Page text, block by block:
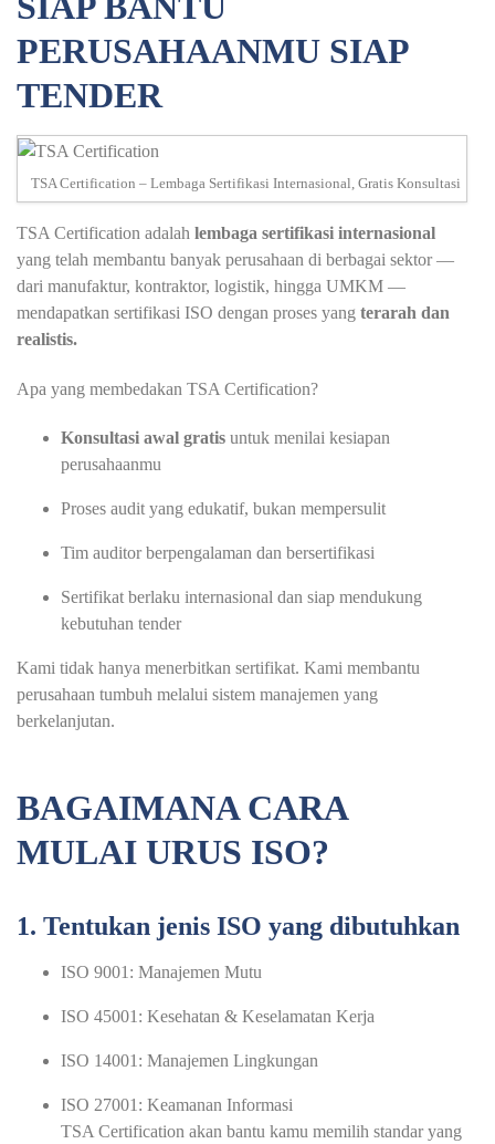
PERUSAHAANMU SIAP
TENDER
TSA Certification – Lembaga Sertifikasi Internasional, Gratis Konsultasi
TSA Certification adalah lembaga sertifikasi internasional
yang telah membantu banyak perusahaan di berbagai sektor —
dari manufaktur, kontraktor, logistik, hingga UMKM —
mendapatkan sertifikasi ISO dengan proses yang terarah dan
realistis.
Apa yang membedakan TSA Certification?
Konsultasi awal gratis untuk menilai kesiapan
perusahaanmu
Proses audit yang edukatif, bukan mempersulit
Tim auditor berpengalaman dan bersertifikasi
Sertifikat berlaku internasional dan siap mendukung
kebutuhan tender
Kami tidak hanya menerbitkan sertifikat. Kami membantu
perusahaan tumbuh melalui sistem manajemen yang
berkelanjutan.
BAGAIMANA CARA
MULAI URUS ISO?
1. Tentukan jenis ISO yang dibutuhkan
ISO 9001: Manajemen Mutu
ISO 45001: Kesehatan & Keselamatan Kerja
ISO 14001: Manajemen Lingkungan
ISO 27001: Keamanan Informasi
TSA Certification akan bantu kamu memilih standar yang